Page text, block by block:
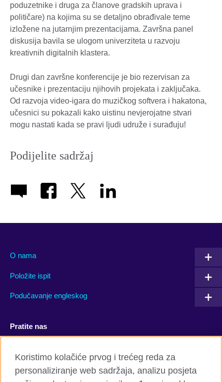
poduzetnike i druga za članove gradskih uprava i
političare) na kojima su se detaljno obrađivale teme
izložene na jutarnjim prezentacijama. Završna panel
diskusija bavila se ulogom univerziteta u razvoju
kreativnih digitalnih klastera.
Drugi dan završne konferencije je bio rezervisan za
učesnike i prezentaciju njihovih projekata i zaključaka.
Od razvoja video-igara do muzičkog softvera i hakatona,
učesnici su pokazali kako uistinu nevjerojatne stvari
mogu nastati kada se pravi ljudi udruže i surađuju!
Podijelite sadržaj
O nama
Položite ispit
Podučavanje engleskog
Pratite nas
Twitter Flickr
Koristimo kolačiće prvog i trećeg reda za
personaliziranje web sadržaja, analizu posjeta